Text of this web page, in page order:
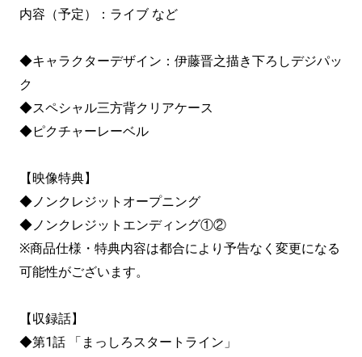
内容（予定）：ライブ など
◆キャラクターデザイン：伊藤晋之描き下ろしデジパッ
ク
◆スペシャル三方背クリアケース
◆ピクチャーレーベル
【映像特典】
◆ノンクレジットオープニング
◆ノンクレジットエンディング①②
※商品仕様・特典内容は都合により予告なく変更になる
可能性がございます。
【収録話】
◆第1話 「まっしろスタートライン」